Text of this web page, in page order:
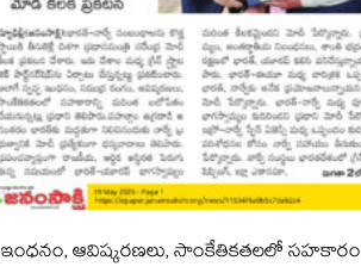
ఇంధనం, ఆవిష్కరణలు, సాంకేతికతలలో సహకారం